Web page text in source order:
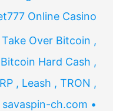
Online Casino
Over Bitcoin ,
Hard Cash ,
, Leash , TRON ,
savaspin-ch.com •